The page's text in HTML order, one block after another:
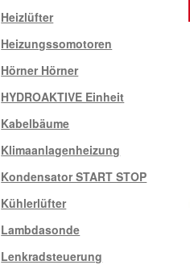
Heizlüfter
Heizungssomotoren
Hörner Hörner
HYDROAKTIVE Einheit
Kabelbäume
Klimaanlagenheizung
Kondensator START STOP
Kühlerlüfter
Lambdasonde
Lenkradsteuerung